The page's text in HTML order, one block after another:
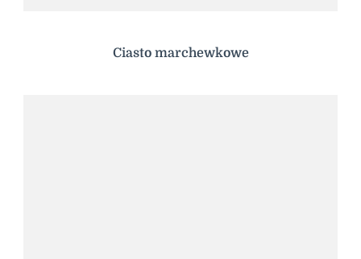
Ciasto marchewkowe